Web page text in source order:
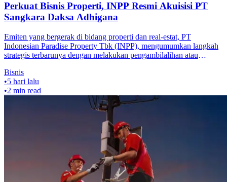
Perkuat Bisnis Properti, INPP Resmi Akuisisi PT
Sangkara Daksa Adhigana
Emiten yang bergerak di bidang properti dan real-estat, PT
Indonesian Paradise Property Tbk (INPP), mengumumkan langkah
strategis terbarunya dengan melakukan pengambilalihan atau
Bisnis
•5 hari lalu
•2 min read